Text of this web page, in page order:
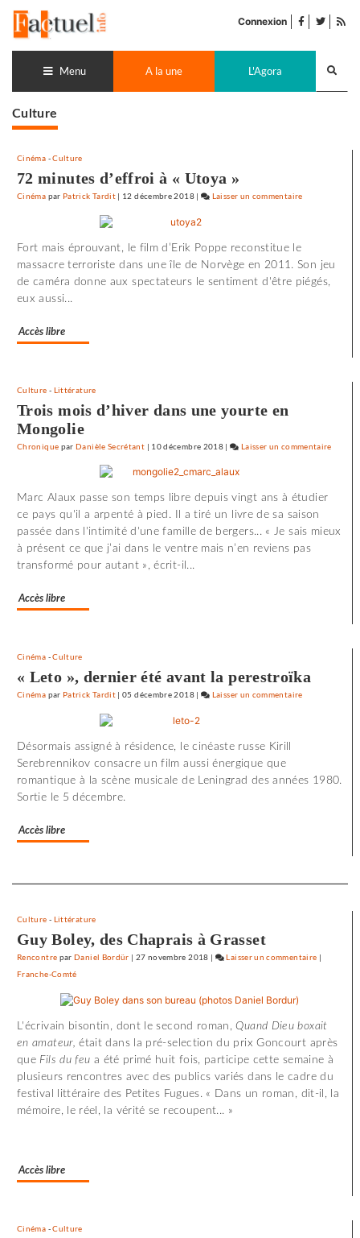
contenu
Connexion facebook
twitter
Menu A la une L'Agora
Culture
Cinéma -Culture
72 minutes d’effroi à « Utoya »
Cinéma par Patrick Tardit | 12 décembre 2018| Laisser un commentaire
à
«
Fort mais éprouvant, le film d’Erik Poppe reconstitue le
massacre terroriste dans une île de Norvège en 2011. Son jeu
de caméra donne aux spectateurs le sentiment d'être piégés,
eux aussi...
Accès libre
Culture - Littérature
Trois mois d’hiver dans une yourte en
Mongolie
Chronique parDanièle Secrétant | 10 décembre 2018 | Laisser un commentaire
«
Marc Alaux passe son temps libre depuis vingt ans à étudier
ce pays qu'il a arpenté à pied. Il a tiré un livre de sa saison
passée dans l'intimité d'une famille de bergers... « Je sais mieux
à présent ce que j’ai dans le ventre mais n’en reviens pas
transformé pour autant », écrit-il...
Accès libre
Cinéma -Culture
« Leto », dernier été avant la perestroïka
Cinéma par Patrick Tardit |05 décembre 2018| Laisser un commentaire
«
Désormais assigné à résidence, le cinéaste russe Kirill
Serebrennikov consacre un film aussi énergique que
romantique à la scène musicale de Leningrad des années 1980.
Sortie le 5 décembre.
Accès libre
Separateur
Culture - Littérature
Guy Boley, des Chaprais à Grasset
Rencontre parDaniel Bordür | 27 novembre 2018 | Laisser un commentaire on
à
«
Utoya
»
|
Franche-Comté
L'écrivain bisontin, dont le second roman,Quand Dieu boxait
en amateur, était dans la pré-selection du prix Goncourt après
que Fils du feu a été primé huit fois, participe cette semaine à
plusieurs rencontres avec des publics variés dans le cadre du
festival littéraire des Petites Fugues. « Dans un roman, dit-il, la
mémoire, le réel, la vérité se recoupent... »
Accès libre
Cinéma -Culture